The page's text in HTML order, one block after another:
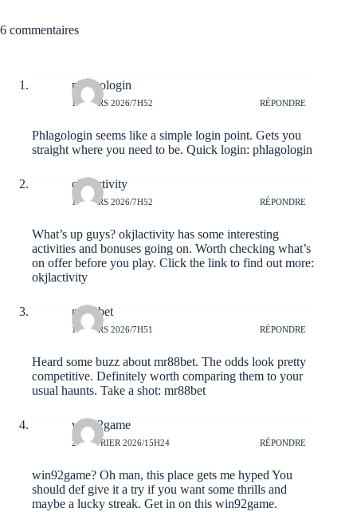
6 commentaires
phlagologin
16 MARS 2026/7H52 RÉPONDRE
Phlagologin seems like a simple login point. Gets you
straight where you need to be. Quick login: phlagologin
okjlactivity
16 MARS 2026/7H52 RÉPONDRE
What’s up guys? okjlactivity has some interesting
activities and bonuses going on. Worth checking what’s
on offer before you play. Click the link to find out more:
okjlactivity
mr88bet
16 MARS 2026/7H51 RÉPONDRE
Heard some buzz about mr88bet. The odds look pretty
competitive. Definitely worth comparing them to your
usual haunts. Take a shot: mr88bet
win92game
24 FÉVRIER 2026/15H24 RÉPONDRE
win92game? Oh man, this place gets me hyped You
should def give it a try if you want some thrills and
maybe a lucky streak. Get in on this win92game.